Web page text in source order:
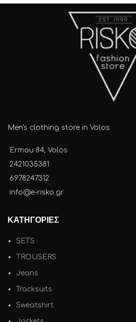
Men's clothing store in Volos
Ermou 84, Volos
2421035381
6978247312
info@e-risko.gr
ΚΑΤΗΓΟΡΙΕΣ
SETS
TROUSERS
Jeans
Tracksuits
Sweatshirt